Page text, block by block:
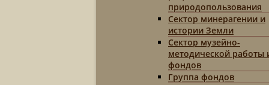
природопользования
Сектор минерагении и
истории Земли
Сектор музейно-
методической работы
фондов
Группа фондов